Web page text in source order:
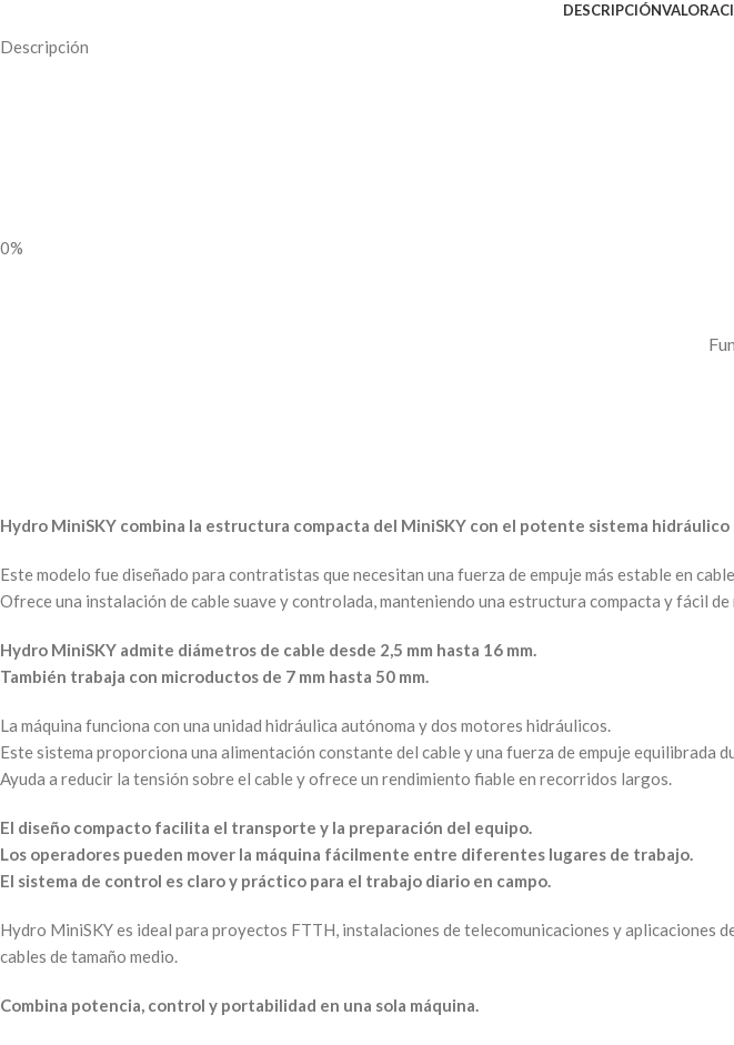
DESCRIPCIÓN
Descripción
0%
Hydro MiniSKY combina la estructura compacta del MiniSKY con el potente sistema hidráulico
Este modelo fue diseñado para contratistas que necesitan una fuerza de empuje más estable en
Ofrece una instalación de cable suave y controlada, manteniendo una estructura compacta y fácil
Hydro MiniSKY admite diámetros de cable desde 2,5 mm hasta 16 mm.
También trabaja con microductos de 7 mm hasta 50 mm.
La máquina funciona con una unidad hidráulica autónoma y dos motores hidráulicos.
Este sistema proporciona una alimentación constante del cable y una fuerza de empuje equilibrada
Ayuda a reducir la tensión sobre el cable y ofrece un rendimiento fiable en recorridos largos.
El diseño compacto facilita el transporte y la preparación del equipo.
Los operadores pueden mover la máquina fácilmente entre diferentes lugares de trabajo.
El sistema de control es claro y práctico para el trabajo diario en campo.
Hydro MiniSKY es ideal para proyectos FTTH, instalaciones de telecomunicaciones y
cables de tamaño medio.
Combina potencia, control y portabilidad en una sola máquina.